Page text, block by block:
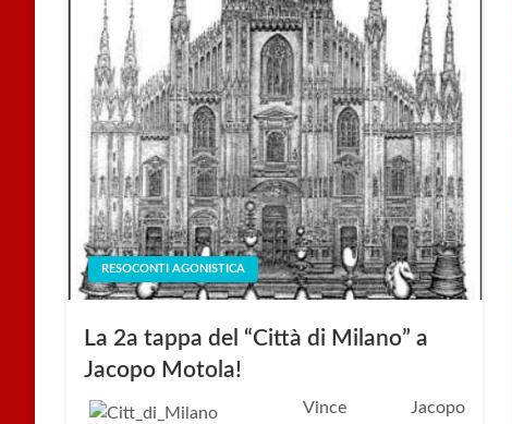
RESOCONTI AGONISTICA
La 2a tappa del “Città di Milano” a
Jacopo Motola!
Vince Jacopo